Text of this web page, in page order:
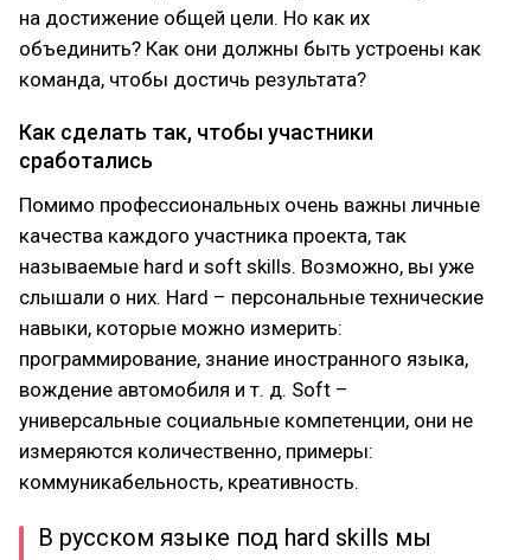
на достижение общей цели. Но как их
объединить? Как они должны быть устроены как
команда, чтобы достичь результата?
Как сделать так, чтобы участники
сработались
Помимо профессиональных очень важны личные
качества каждого участника проекта, так
называемые hard и soft skills. Возможно, вы уже
слышали о них. Hard – персональные технические
навыки, которые можно измерить:
программирование, знание иностранного языка,
вождение автомобиля и т. д. Soft –
универсальные социальные компетенции, они не
измеряются количественно, примеры:
коммуникабельность, креативность.
В русском языке под hard skills мы